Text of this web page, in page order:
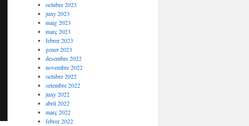
octubre 2023
juny 2023
maig 2023
març 2023
febrer 2023
gener 2023
desembre 2022
novembre 2022
octubre 2022
setembre 2022
juny 2022
abril 2022
març 2022
febrer 2022